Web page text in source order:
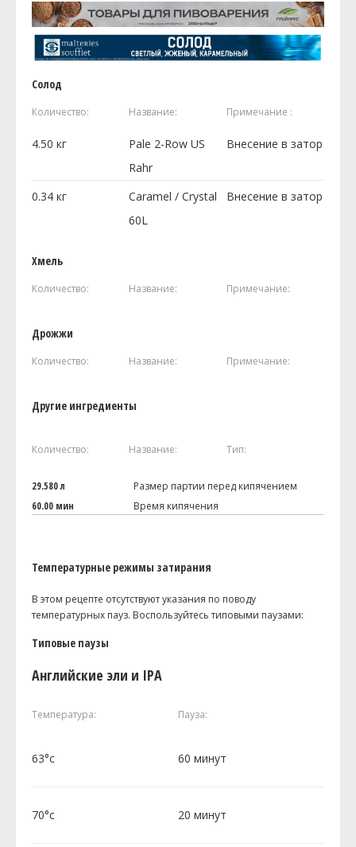
Солод
Количество: Название: Примечание :
4.50 кг
Pale 2-Row US
Rahr
Внесение в затор
0.34 кг
Caramel / Crystal
60L
Внесение в затор
Хмель
Количество: Название: Примечание:
Дрожжи
Количество: Название: Примечание:
Другие ингредиенты
Количество: Название: Тип:
29.580 л
Размер партии перед кипячением
60.00 мин
Время кипячения
Температурные режимы затирания
В этом рецепте отсутствуют указания по поводу
температурных пауз. Воспользуйтесь типовыми паузами:
Типовые паузы
Английские эли и IPA
Температура: Пауза:
63°c 60 минут
70°c 20 минут